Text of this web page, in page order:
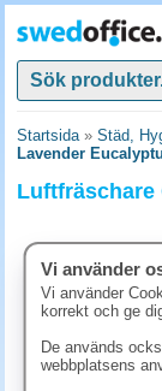
Startsida» Städ,
Lavender
Luftfräschare
Vi använder
Vi använder
korrekt och ge
De används
webbplatsens